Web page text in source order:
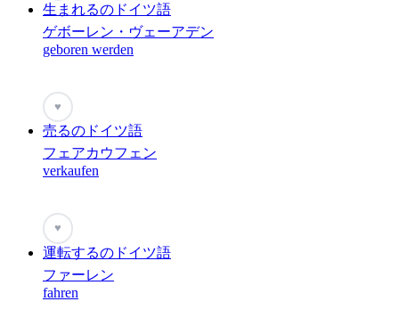
生まれるのドイツ語
ゲボーレン・ヴェーアデン
geboren werden
♥
売るのドイツ語
フェアカウフェン
verkaufen
♥
運転するのドイツ語
ファーレン
fahren